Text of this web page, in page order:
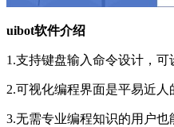
uibot软件介绍
1.支持键盘输入命令设计，可
2.可视化编程界面是平易近人
3.无需专业编程知识的用户也